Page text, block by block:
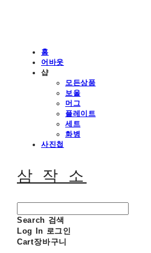
홈
어바웃
샵
모든상품
보울
머그
플레이트
세트
화병
사진첩
삼 작 소
Search 검색
Log In 로그인
Cart장바구니